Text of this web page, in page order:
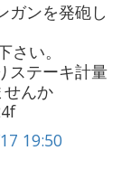
ガンを発砲し
さい。
ステーキ計量
んか
19:50